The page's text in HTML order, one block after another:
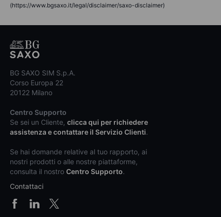
(https://www.bgsaxo.it/legal/disclaimer/saxo-disclaimer)
BG SAXO SIM S.p.A.
Corso Europa 22
20122 Milano
Centro Supporto
Se sei un Cliente, clicca qui per richiedere
assistenza e contattare il Servizio Clienti.
Se hai domande relative al tuo rapporto, ai
nostri prodotti o alle nostre piattaforme,
consulta il nostro Centro Supporto.
Contattaci